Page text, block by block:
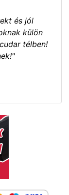
és jól
külön
télben!